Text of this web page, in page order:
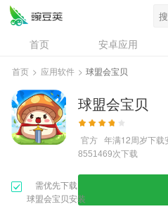
首页 安卓应用
资讯
专题
问答
首页 > 应用软件 > 球盟会宝贝
球盟会宝贝
官方 年满12周岁下载
8551469次下载
需优先下载
球盟会宝贝安装